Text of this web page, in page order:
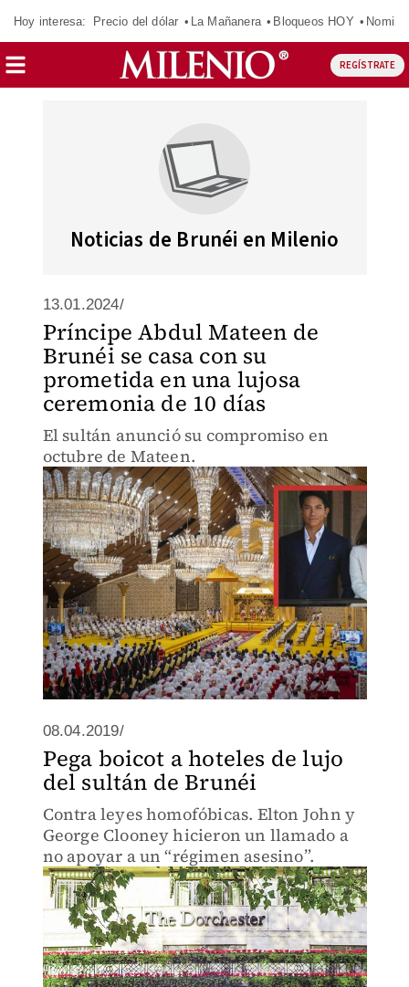
Hoy interesa: Precio del dólar La Mañanera Bloqueos HOY
REGÍSTRATE
Noticias de Brunéi en Milenio
13.01.2024/
Príncipe Abdul Mateen de
Brunéi se casa con su
prometida en una lujosa
ceremonia de 10 días
El sultán anunció su compromiso en
octubre de Mateen.
08.04.2019/
Pega boicot a hoteles de lujo
del sultán de Brunéi
Contra leyes homofóbicas. Elton John y
George Clooney hicieron un llamado a
no apoyar a un “régimen asesino”.